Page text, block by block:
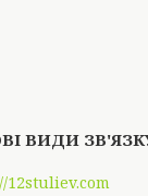
12stuliev.com